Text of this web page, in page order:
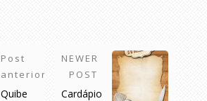
Post
anterior
Quibe
NEWER
POST
Cardápio